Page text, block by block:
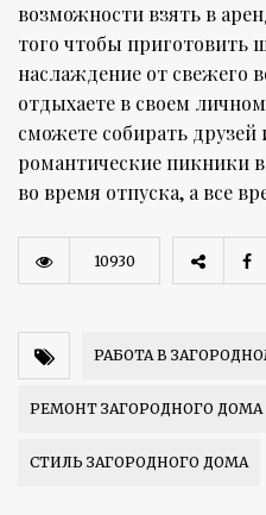
возможности взять в
того чтобы приготовить
наслаждение от свежего
отдыхаете в своем
сможете собирать друзей
романтические пикники
во время отпуска, а все
10930
РАБОТА В
РЕМОНТ ЗАГОРОДНОГО ДОМА
СТИЛЬ ЗАГОРОДНОГО ДОМА